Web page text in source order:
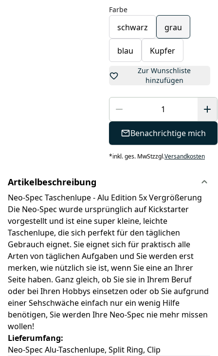
Farbe
schwarz grau
blau Kupfer
Zur Wunschliste
hinzufügen
Benachrichtige mich
*inkl. ges. MwStzzgl.Versandkosten
Artikelbeschreibung
Neo-Spec Taschenlupe - Alu Edition 5x Vergrößerung
Die Neo-Spec wurde ursprünglich auf Kickstarter
vorgestellt und ist eine super kleine, leichte
Taschenlupe, die sich perfekt für den täglichen
Gebrauch eignet. Sie eignet sich für praktisch alle
Arten von täglichen Aufgaben und Sie werden erst
merken, wie nützlich sie ist, wenn Sie eine an Ihrer
Seite haben. Ganz gleich, ob Sie sie in Ihrem Beruf
oder bei Ihren Hobbys einsetzen oder ob Sie aufgrund
einer Sehschwäche einfach nur ein wenig Hilfe
benötigen, Sie werden Ihre Neo-Spec nie mehr missen
wollen!
Lieferumfang:
Neo-Spec Alu-Taschenlupe, Split Ring, Clip